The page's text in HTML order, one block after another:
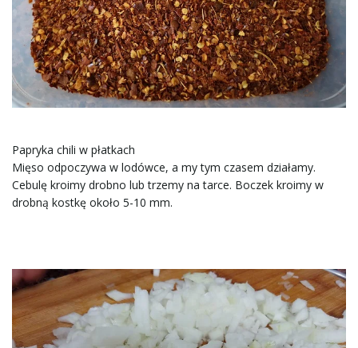
Papryka chili w płatkach
Mięso odpoczywa w lodówce, a my tym czasem działamy.
Cebulę kroimy drobno lub trzemy na tarce. Boczek kroimy w
drobną kostkę około 5-10 mm.